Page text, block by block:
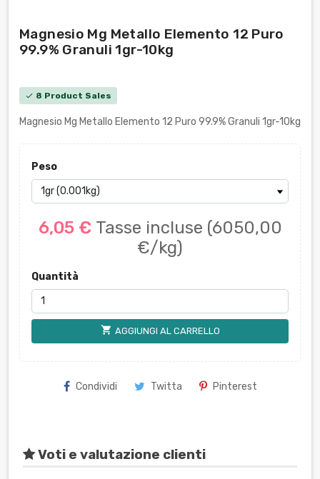
Magnesio Mg Metallo Elemento 12 Puro
99.9% Granuli 1gr-10kg
check 8 Product Sales
Magnesio Mg Metallo Elemento 12 Puro 99.9% Granuli 1gr-10kg
Peso
6,05 € Tasse incluse (6050,00
€/kg)
Quantità
shopping_cart AGGIUNGI AL CARRELLO
Condividi Twitta Pinterest
Voti e valutazione clienti